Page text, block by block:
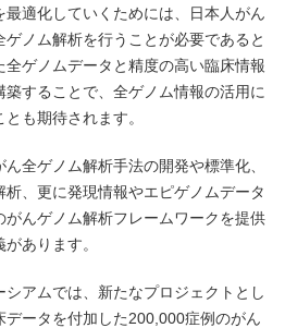
適化していくためには、日本人がん
ノム解析を行うことが必要であると
ゲノムデータと精度の高い臨床情報
することで、全ゲノム情報の活用に
も期待されます。
全ゲノム解析手法の開発や標準化、
、更に発現情報やエピゲノムデータ
がんゲノム解析フレームワークを提供
あります。
アムでは、新たなプロジェクトとし
ータを付加した200,000症例のがん